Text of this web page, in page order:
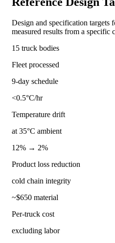
Design and specification
measured results from a specific
15 truck bodies
Fleet processed
9-day schedule
<0.5°C/hr
Temperature drift
at 35°C ambient
12% → 2%
Product loss reduction
cold chain integrity
~$650 material
Per-truck cost
excluding labor